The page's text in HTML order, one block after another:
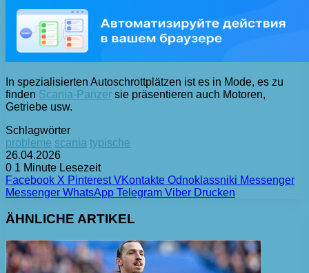
In spezialisierten Autoschrottplätzen ist es in Mode, es zu
finden Scania-Panzer sie präsentieren auch Motoren,
Getriebe usw.
Schlagwörter
probleme scania typische
26.04.2026
0 1 Minute Lesezeit
Facebook X Pinterest VKontakte Odnoklassniki Messenger
Messenger WhatsApp Telegram Viber Drucken
ÄHNLICHE ARTIKEL